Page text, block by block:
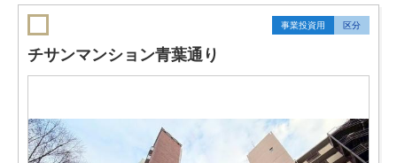
事業投資用 区分
チサンマンション青葉通り